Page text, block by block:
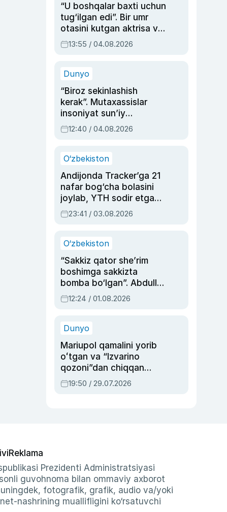
“U boshqalar baxti uchun
tug‘ilgan edi”. Bir umr
otasini kutgan aktrisa va
dublyaj ustasi Rimma
Ahmedovaning
13:55 / 04.08.2026
Dunyo
“Biroz sekinlashish
kerak”. Mutaxassislar
insoniyat sun’iy
intellektni boshqara
olmay qolishidan xavotir
12:40 / 04.08.2026
O‘zbekiston
Andijonda Tracker’ga 21
nafar bog‘cha bolasini
joylab, YTH sodir etgan
ayolga sud hukmi o‘qildi
23:41 / 03.08.2026
O‘zbekiston
“Sakkiz qator she’rim
boshimga sakkizta
bomba bo‘lgan”. Abdulla
Oripovni siyosiy
ayblovlardan asrab
12:24 / 01.08.2026
Dunyo
Mariupol qamalini yorib
oʻtgan va “Izvarino
qozoni”dan chiqqan
qahramon — Ukraina
armiyasi bosh
19:50 / 29.07.2026
Reklama
Prezidenti Administratsiyasi
guvohnoma bilan ommaviy axborot
fotografik, grafik, audio va/yoki
nashrining muallifligini ko‘rsatuvchi